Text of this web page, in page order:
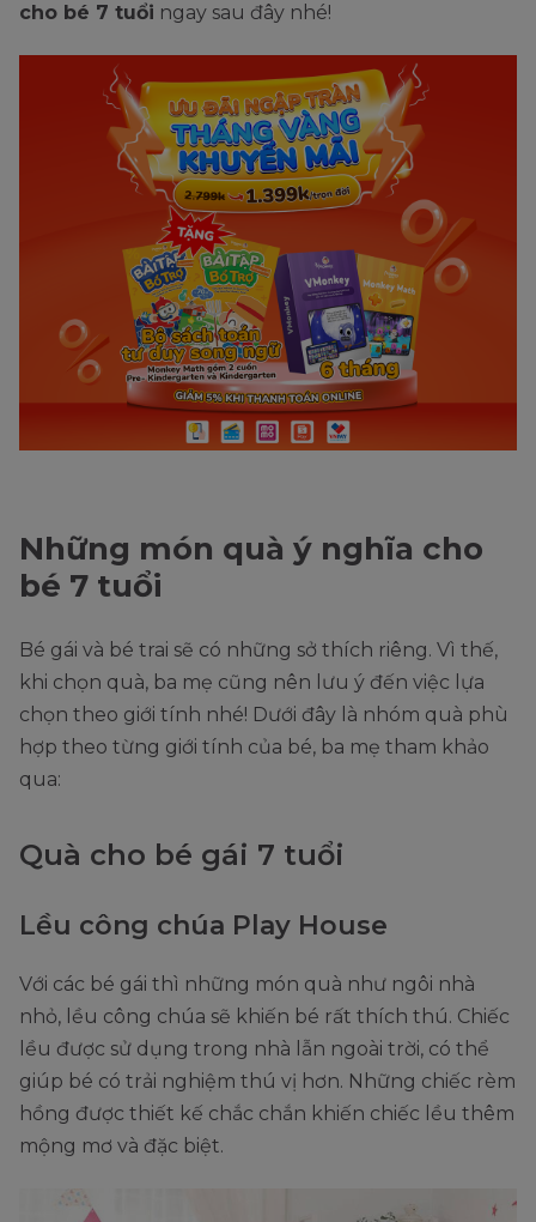
cho bé 7 tuổi ngay sau đây nhé!
Những món quà ý nghĩa cho
bé 7 tuổi
Bé gái và bé trai sẽ có những sở thích riêng. Vì thế,
khi chọn quà, ba mẹ cũng nên lưu ý đến việc lựa
chọn theo giới tính nhé! Dưới đây là nhóm quà phù
hợp theo từng giới tính của bé, ba mẹ tham khảo
qua:
Quà cho bé gái 7 tuổi
Lều công chúa Play House
Với các bé gái thì những món quà như ngôi nhà
nhỏ, lều công chúa sẽ khiến bé rất thích thú. Chiếc
lều được sử dụng trong nhà lẫn ngoài trời, có thể
giúp bé có trải nghiệm thú vị hơn. Những chiếc rèm
hồng được thiết kế chắc chắn khiến chiếc lều thêm
mộng mơ và đặc biệt.